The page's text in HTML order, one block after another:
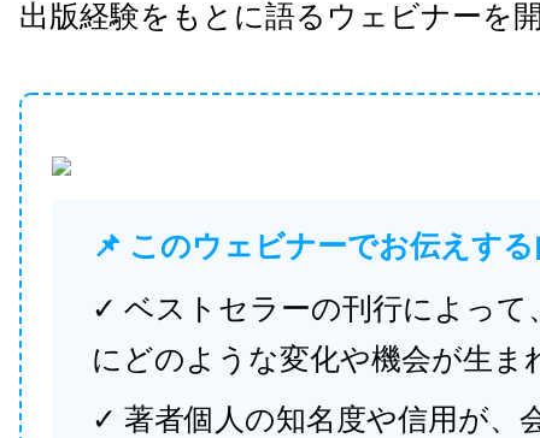
出版経験をもとに語るウェビナーを
📌 このウェビナーでお伝えす
✓ ベストセラーの刊行によって
にどのような変化や機会が生ま
✓ 著者個人の知名度や信用が、